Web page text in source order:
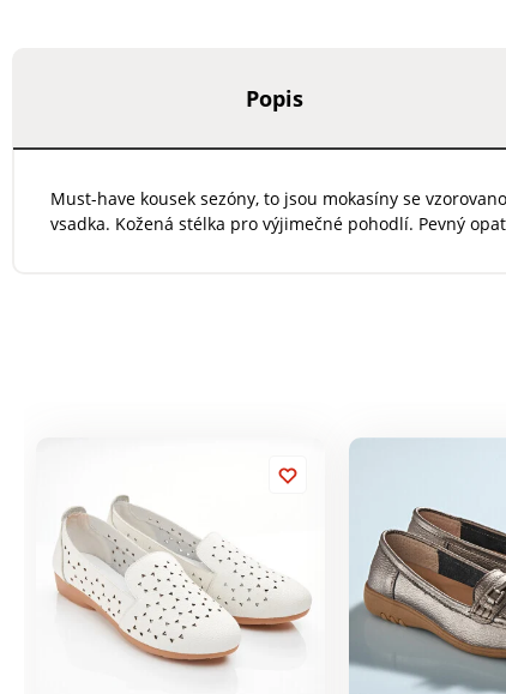
Popis
Must-have kousek sezóny, to jsou mokasíny se
vsadka. Kožená stélka pro výjimečné pohodlí. Pevný